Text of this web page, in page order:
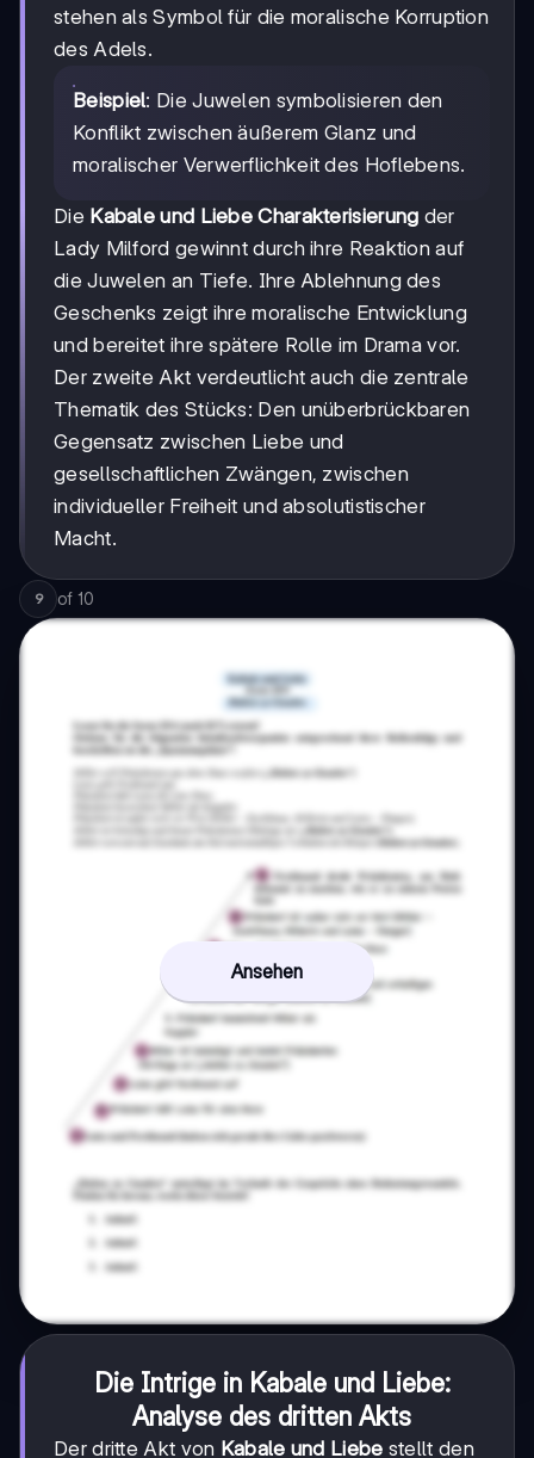
stehen als Symbol für die moralische Korruption
des Adels.
Beispiel: Die Juwelen symbolisieren den
Konflikt zwischen äußerem Glanz und
moralischer Verwerflichkeit des Hoflebens.
Die Kabale und Liebe Charakterisierung der
Lady Milford gewinnt durch ihre Reaktion auf
die Juwelen an Tiefe. Ihre Ablehnung des
Geschenks zeigt ihre moralische Entwicklung
und bereitet ihre spätere Rolle im Drama vor.
Der zweite Akt verdeutlicht auch die zentrale
Thematik des Stücks: Den unüberbrückbaren
Gegensatz zwischen Liebe und
gesellschaftlichen Zwängen, zwischen
individueller Freiheit und absolutistischer
Macht.
9 of 10
Ansehen
Die Intrige in Kabale und Liebe:
Analyse des dritten Akts
Der dritte Akt von Kabale und Liebe stellt den